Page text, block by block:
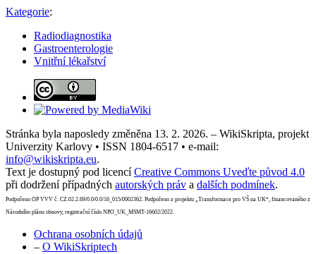
Kategorie:
Radiodiagnostika
Gastroenterologie
Vnitřní lékařství
Stránka byla naposledy změněna 13. 2. 2026. – WikiSkripta, projekt
Univerzity Karlovy • ISSN 1804-6517 • e-mail:
info@wikiskripta.eu.
Text je dostupný pod licencí Creative Commons Uveďte původ 4.0
při dodržení případných autorských práv a dalších podmínek.
Podpořeno OP VVV č. CZ.02.2.69/0.0/0.0/16_015/0002362. Podpořeno z projektu „Transformace pro VŠ na UK“, financovaného z
Národního plánu obnovy, registrační číslo NPO_UK_MSMT-16602/2022.
Ochrana osobních údajů
– O WikiSkriptech